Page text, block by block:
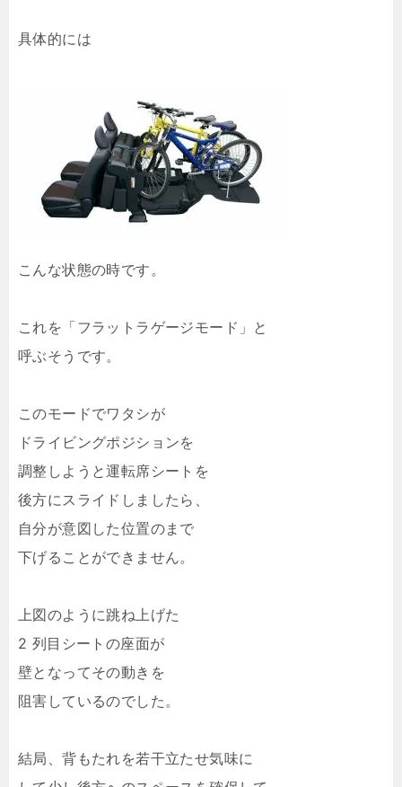
具体的には
こんな状態の時です。
これを「フラットラゲージモード」と
呼ぶそうです。
このモードでワタシが
ドライビングポジションを
調整しようと運転席シートを
後方にスライドしましたら、
自分が意図した位置のまで
下げることができません。
上図のように跳ね上げた
2 列目シートの座面が
壁となってその動きを
阻害しているのでした。
結局、背もたれを若干立たせ気味に